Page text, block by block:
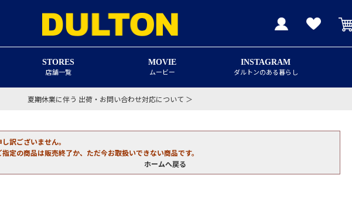
STORES
店舗一覧
MOVIE
ムービー
INSTAGRAM
ダルトンのある暮らし
夏期休業に伴う 出荷・お問い合わせ対応について ＞
し訳ございません。
指定の商品は販売終了か、ただ今お取扱いできない商品です。
ホームへ戻る